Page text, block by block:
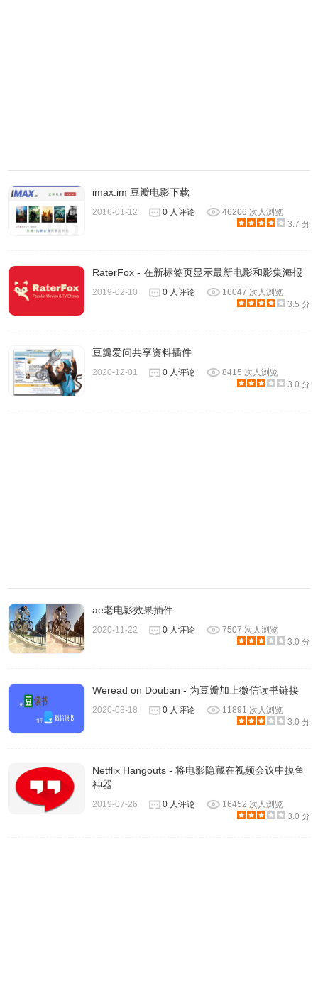
imax.im 豆瓣电影下载
2016-01-12 0 人评论
46206 次人浏览
3.7 分
RaterFox - 在新标签页显示最新电影和影集海报
2019-02-10 0 人评论
16047 次人浏览
3.5 分
豆瓣爱问共享资料插件
2020-12-01 0 人评论
8415 次人浏览
3.0 分
ae老电影效果插件
2020-11-22 0 人评论
7507 次人浏览
3.0 分
Weread on Douban - 为豆瓣加上微信读书链接
2020-08-18 0 人评论
11891 次人浏览
3.0 分
Netflix Hangouts - 将电影隐藏在视频会议中摸鱼
神器
2019-07-26 0 人评论
16452 次人浏览
3.0 分